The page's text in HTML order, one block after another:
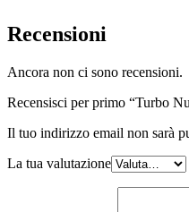
Recensioni
Ancora non ci sono recensioni.
Recensisci per primo “Turbo
Il tuo indirizzo email non sarà
La tua valutazione